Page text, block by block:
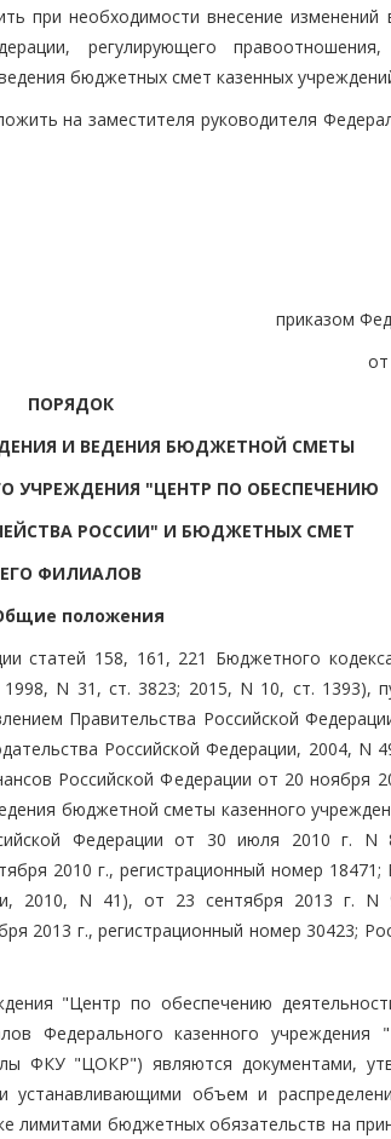
при необходимости внесение изменений
регулирующего
бюджетных смет казенных
на заместителя руководителя
приказом
от
ПОРЯДОК
И ВЕДЕНИЯ БЮДЖЕТНОЙ СМЕТЫ
УЧРЕЖДЕНИЯ "ЦЕНТР ПО ОБЕСПЕЧЕНИЮ
РОССИИ" И БЮДЖЕТНЫХ СМЕТ
ЕГО ФИЛИАЛОВ
положения
статей 158, 161, 221 Бюджетного
N 31, ст. 3823; 2015, N 10, ст. 1393),
Правительства Российской
Российской Федерации, 2004, N
Российской Федерации от 20 ноября
бюджетной сметы казенного
Федерации от 30 июля 2010 г. N
2010 г., регистрационный номер
2010, N 41), от 23 сентября 2013 г. N
2013 г., регистрационный номер 30423;
"Центр по обеспечению
казенного учреждения
ФКУ "ЦОКР") являются документами,
объем и
лимитами бюджетных обязательств на